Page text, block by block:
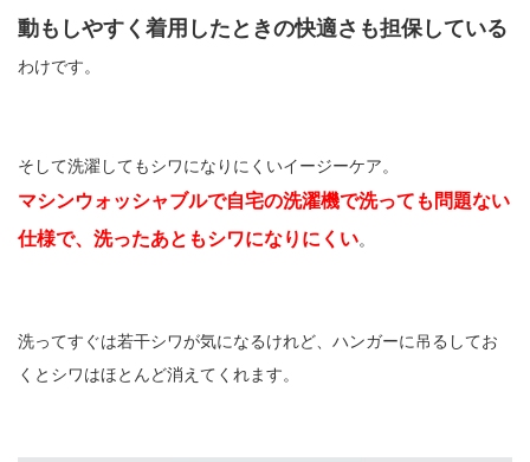
動もしやすく着用したときの快適さも担保している
わけです。
そして洗濯してもシワになりにくいイージーケア。
マシンウォッシャブルで自宅の洗濯機で洗っても問題ない
仕様で、洗ったあともシワになりにくい。
洗ってすぐは若干シワが気になるけれど、ハンガーに吊るしてお
くとシワはほとんど消えてくれます。